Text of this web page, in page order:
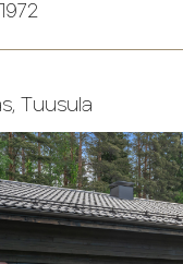
Tuusula